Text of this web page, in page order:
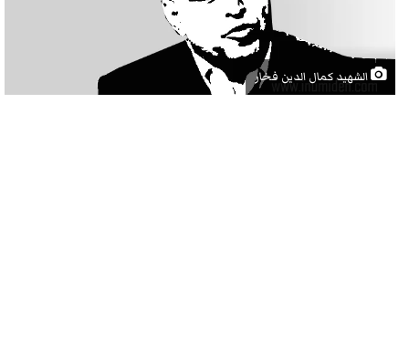
الشهيد كمال الدين فخار